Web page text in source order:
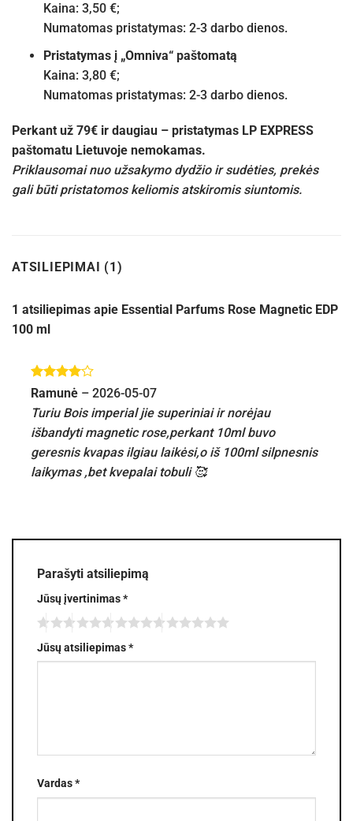
Kaina: 3,50 €;
Numatomas pristatymas: 2-3 darbo dienos.
Pristatymas į „Omniva“ paštomatą
Kaina: 3,80 €;
Numatomas pristatymas: 2-3 darbo dienos.
Perkant už 79€ ir daugiau – pristatymas LP EXPRESS
paštomatu Lietuvoje nemokamas.
Priklausomai nuo užsakymo dydžio ir sudėties, prekės
gali būti pristatomos keliomis atskiromis siuntomis.
ATSILIEPIMAI (1)
1 atsiliepimas apie Essential Parfums Rose Magnetic EDP
100 ml
Įvertinimas:
Ramunė – 2026-05-07
Turiu Bois imperial jie superiniai ir norėjau
išbandyti magnetic rose,perkant 10ml buvo
geresnis kvapas ilgiau laikėsi,o iš 100ml silpnesnis
laikymas ,bet kvepalai tobuli 🥰
Parašyti atsiliepimą
Jūsų įvertinimas*
Jūsų atsiliepimas*
Vardas*